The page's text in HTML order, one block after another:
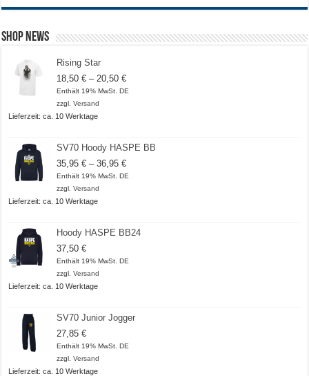
Shop News
Rising Star
18,50€ – 20,50€Preisspanne:
18,50 €
Enthält 19% MwSt. DE
zzgl.Versand
Lieferzeit: ca. 10 Werktage
SV70 Hoody HASPE BB
35,95€ –36,95€Preisspanne:
35,95 €
Enthält 19% MwSt. DE
zzgl.Versand
Lieferzeit: ca. 10 Werktage
Hoody HASPE BB24
37,50€
Enthält 19% MwSt. DE
zzgl.Versand
Lieferzeit: ca. 10 Werktage
SV70 Junior Jogger
27,85€
Enthält 19% MwSt. DE
zzgl.Versand
Lieferzeit: ca. 10 Werktage